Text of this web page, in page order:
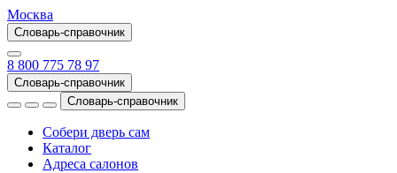
Москва
Словарь-справочник
8 800 775 78 97
Словарь-справочник
Словарь-справочник
Собери дверь сам
Каталог
Адреса салонов